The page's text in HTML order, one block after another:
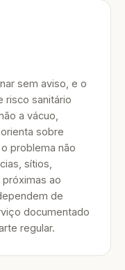
sem aviso, e o
risco sanitário
a vácuo,
sobre
problema não
sítios,
ao
de
documentado
regular.